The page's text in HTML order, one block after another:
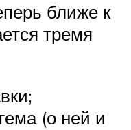
ближе к
тремя
(о ней и